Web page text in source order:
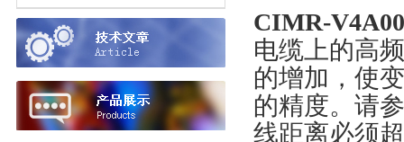
CIMR-
电缆上的高
的增加，使
的精度。请
线距离必须